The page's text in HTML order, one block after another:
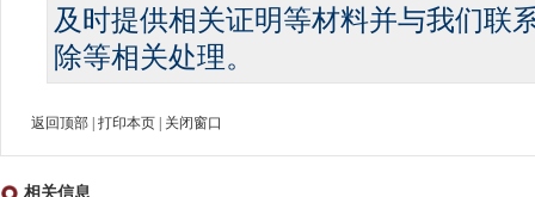
及时提供相关证明等材料并与我们联
除等相关处理。
返回顶部 打印本页 关闭窗口
相关信息